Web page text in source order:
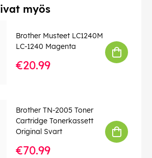
myös
Brother Musteet LC1240M
LC-1240 Magenta
€20.99
Brother TN-2005 Toner
Cartridge Tonerkassett
Original Svart
€70.99